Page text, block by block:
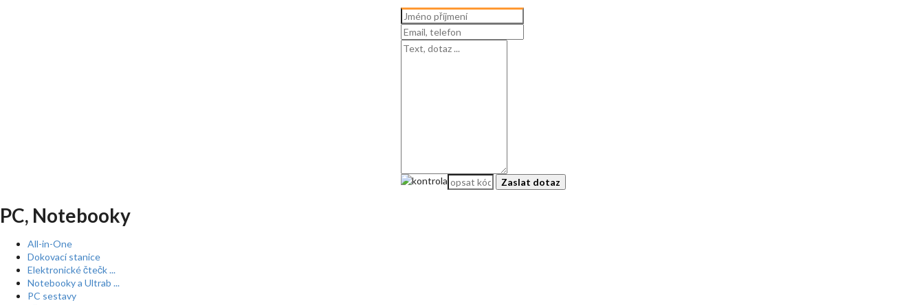
PC, Notebooky
All-in-One
Dokovací stanice
Elektronické čtečk ...
Notebooky a Ultrab ...
PC sestavy